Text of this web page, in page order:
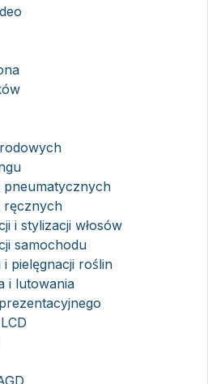
pneumatycznych
ręcznych
i stylizacji włosów
samochodu
pielęgnacji roślin
i lutowania